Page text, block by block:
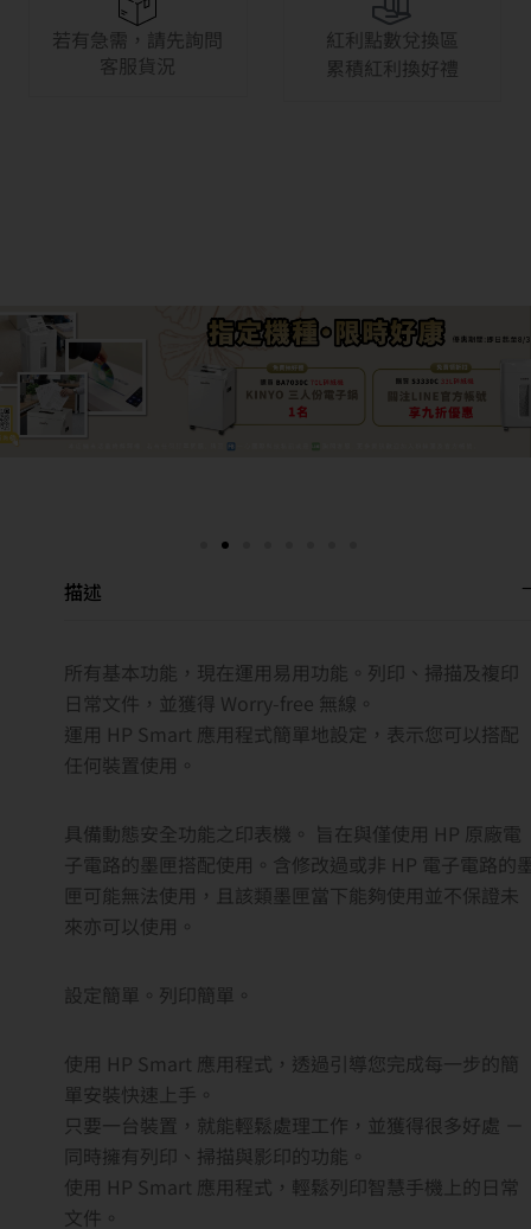
若有急需，請先詢問
客服貨況
紅利點數兌換區
累積紅利換好禮
描述
所有基本功能，現在運用易用功能。列印、掃描及複印
日常文件，並獲得 Worry-free 無線。
運用 HP Smart 應用程式簡單地設定，表示您可以搭配
任何裝置使用。
具備動態安全功能之印表機。 旨在與僅使用 HP 原廠電
子電路的墨匣搭配使用。含修改過或非 HP 電子電路的
匣可能無法使用，且該類墨匣當下能夠使用並不保證未
來亦可以使用。
設定簡單。列印簡單。
使用 HP Smart 應用程式，透過引導您完成每一步的簡
單安裝快速上手。
只要一台裝置，就能輕鬆處理工作，並獲得很多好處 －
同時擁有列印、掃描與影印的功能。
使用 HP Smart 應用程式，輕鬆列印智慧手機上的日常
文件。